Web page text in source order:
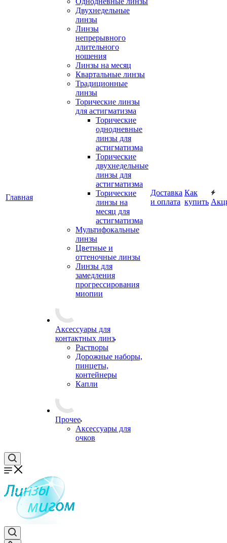
Главная
Двухнедельные
линзы
Линзы
непрерывного
длительного
ношения
Линзы на месяц
Квартальные линзы
Традиционные
линзы
Торические линзы
для астигматизма
Торические
однодневные
линзы для
астигматизма
Торические
двухнедельные
линзы для
астигматизма
Торические
линзы на
месяц для
астигматизма
Мультифокальные
линзы
Цветные и
оттеночные линзы
Линзы для
замедления
прогрессирования
миопии
Аксессуары для
контактных линз
Растворы
Дорожные наборы,
пинцеты,
контейнеры
Капли
Прочее
Аксессуары для
очков
Доставка
и оплата
Как
купить